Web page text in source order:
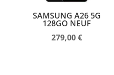
SAMSUNG A26 5G
128GO NEUF
279,00€